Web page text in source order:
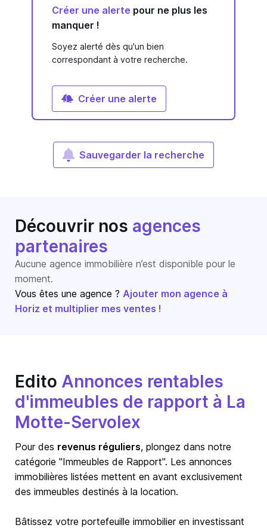
Créer une alerte pour ne plus les
manquer !
Soyez alerté dès qu'un bien
correspondant à votre recherche.
Créer une alerte
Sauvegarder la recherche
Découvrir nos agences
partenaires
Aucune agence immobilière n’est disponible pour le
moment.
Vous êtes une agence ? Ajouter mon agence à
Horiz et multiplier mes ventes !
Edito Annonces rentables
d'immeubles de rapport à La
Motte-Servolex
Pour des revenus réguliers, plongez dans notre
catégorie "Immeubles de Rapport". Les annonces
immobilières listées mettent en avant exclusivement
des immeubles destinés à la location.
Bâtissez votre portefeuille immobilier en investissant